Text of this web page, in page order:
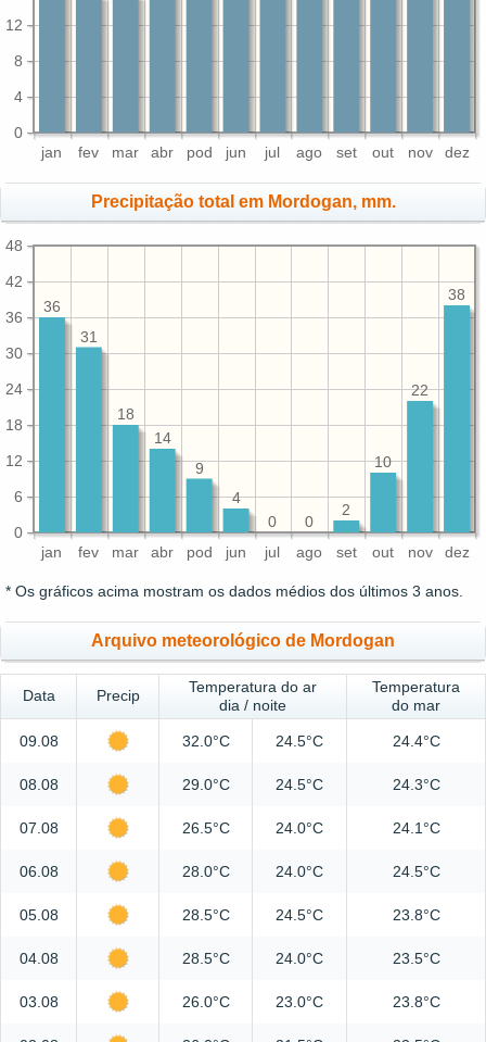
jan fev mar abr pod jun jul ago set out nov dez
0
4
8
12
Precipitação total em Mordogan, mm.
jan fev mar abr pod jun jul ago set out nov dez
0
6
12
18
24
30
36
42
48
38
22
10
2
0
0
4
9
14
18
31
36
* Os gráficos acima mostram os dados médios dos últimos 3 anos.
Arquivo meteorológico de Mordogan
Data Precip
Temperatura do ar
dia / noite
Temperatura
do mar
09.08 32.0°C 24.5°C 24.4°C
08.08 29.0°C 24.5°C 24.3°C
07.08 26.5°C 24.0°C 24.1°C
06.08 28.0°C 24.0°C 24.5°C
05.08 28.5°C 24.5°C 23.8°C
04.08 28.5°C 24.0°C 23.5°C
03.08 26.0°C 23.0°C 23.8°C